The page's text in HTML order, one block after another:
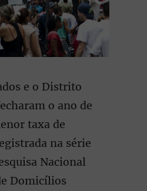
e o Distrito
o ano de
taxa de
na série
Nacional
Domicílios